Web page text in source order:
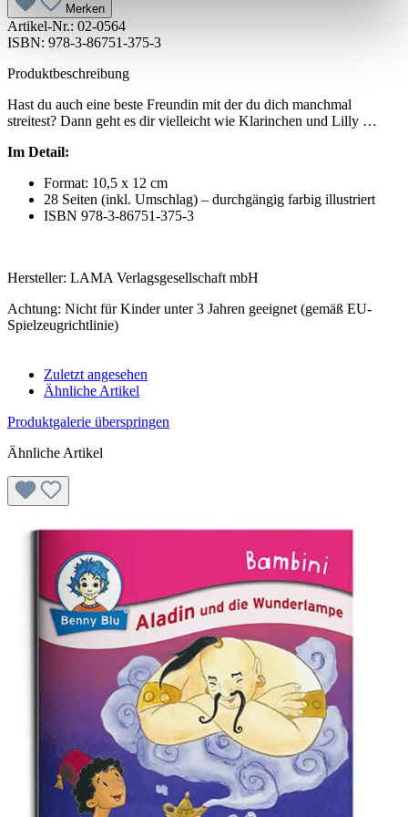
Merken
Artikel-Nr.: 02-0564
ISBN: 978-3-86751-375-3
Produktbeschreibung
Hast du auch eine beste Freundin mit der du dich manchmal
streitest? Dann geht es dir vielleicht wie Klarinchen und Lilly …
Im Detail:
Format: 10,5 x 12 cm
28 Seiten (inkl. Umschlag) – durchgängig farbig illustriert
ISBN 978-3-86751-375-3
Hersteller: LAMA Verlagsgesellschaft mbH
Achtung: Nicht für Kinder unter 3 Jahren geeignet (gemäß EU-
Spielzeugrichtlinie)
Zuletzt angesehen
Ähnliche Artikel
Produktgalerie überspringen
Ähnliche Artikel